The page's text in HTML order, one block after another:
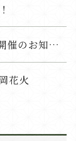
インスタフォトコンテスト開催のお知らせ
花火